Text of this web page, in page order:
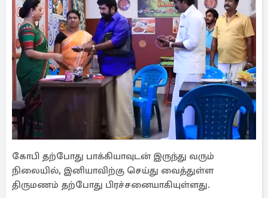
கோபி தற்போது பாக்கியாவுடன் இருந்து வரும்
நிலையில், இனியாவிற்கு செய்து வைத்துள்ள
திருமணம் தற்போது பிரச்சனையாகியுள்ளது.